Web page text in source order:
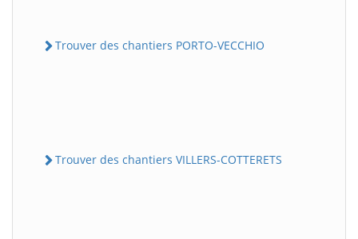
Trouver des chantiers PORTO-VECCHIO
Trouver des chantiers VILLERS-COTTERETS